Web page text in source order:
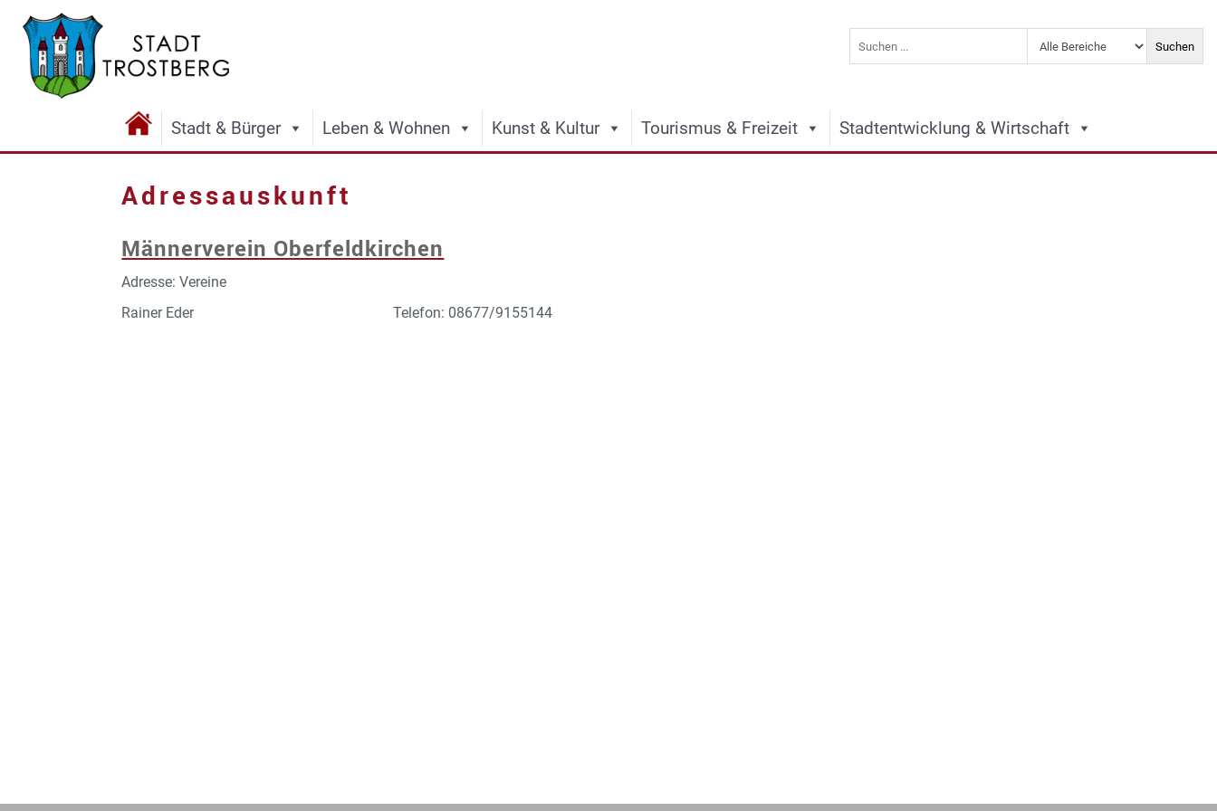
Stadt & Bürger Leben & Wohnen Kunst & Kultur Tourismus & Freizeit Stadtentwicklung & Wirtschaft
Adressauskunft
Männerverein Oberfeldkirchen
Adresse: Vereine
Rainer Eder
Telefon: 08677/9155144